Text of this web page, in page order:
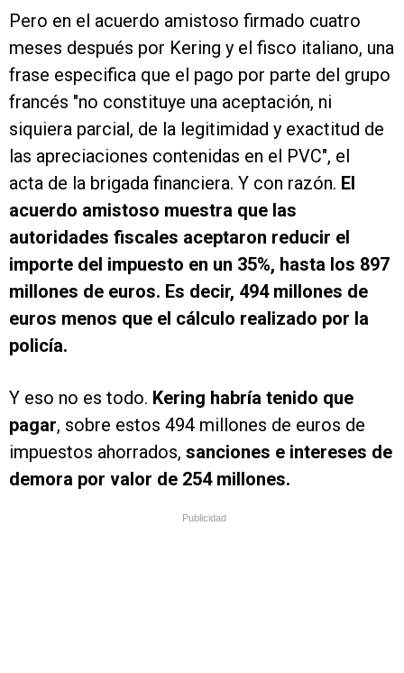
Pero en el acuerdo amistoso firmado cuatro
meses después por Kering y el fisco italiano, una
frase especifica que el pago por parte del grupo
francés "no constituye una aceptación, ni
siquiera parcial, de la legitimidad y exactitud de
las apreciaciones contenidas en el PVC", el
acta de la brigada financiera. Y con razón. El
acuerdo amistoso muestra que las
autoridades fiscales aceptaron reducir el
importe del impuesto en un 35%, hasta los 897
millones de euros. Es decir, 494 millones de
euros menos que el cálculo realizado por la
policía.
Y eso no es todo. Kering habría tenido que
pagar, sobre estos 494 millones de euros de
impuestos ahorrados, sanciones e intereses de
demora por valor de 254 millones.
Publicidad